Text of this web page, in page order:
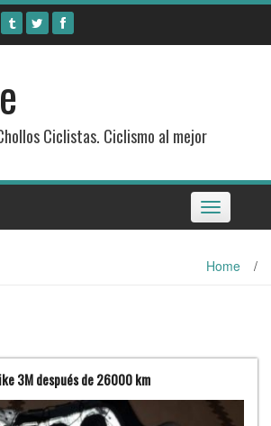
Ciclistas. Ciclismo al mejor
Toggle
navigation
Home /
3M después de 26000 km